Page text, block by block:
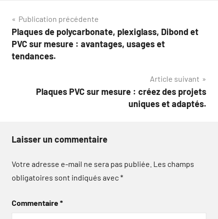
Navigation
de
l’article
Publication précédente
Plaques de polycarbonate, plexiglass, Dibond et
PVC sur mesure : avantages, usages et
tendances.
Article suivant
Plaques PVC sur mesure : créez des projets
uniques et adaptés.
Laisser un commentaire
Votre adresse e-mail ne sera pas publiée. Les champs
obligatoires sont indiqués avec*
Commentaire*